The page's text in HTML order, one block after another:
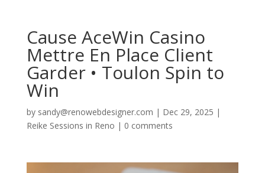
Cause AceWin Casino
Mettre En Place Client
Garder • Toulon Spin to
Win
by sandy@renowebdesigner.com | Dec 29, 2025 |
Reike Sessions in Reno | 0 comments